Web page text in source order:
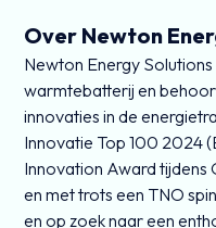
Over Newton
Newton Energy
warmtebatterij en
innovaties in de
Innovatie Top 100 2024
Innovation Award tijdens
en met trots een TNO
en op zoek naar een